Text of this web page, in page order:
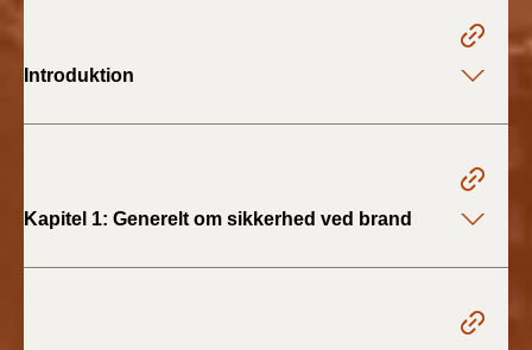
2022)
BR18 (1/1-29/6
Introduktion
Kapitel 1: Generelt om sikkerhed ved brand